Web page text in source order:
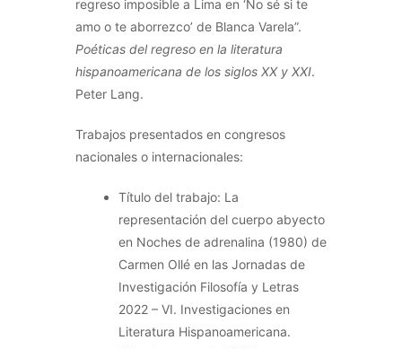
regreso imposible a Lima en ‘No sé si te
amo o te aborrezco’ de Blanca Varela”.
Poéticas del regreso en la literatura
hispanoamericana de los siglos XX y XXI.
Peter Lang.
Trabajos presentados en congresos
nacionales o internacionales:
Título del trabajo: La
representación del cuerpo abyecto
en Noches de adrenalina (1980) de
Carmen Ollé en las Jornadas de
Investigación Filosofía y Letras
2022 – VI. Investigaciones en
Literatura Hispanoamericana.